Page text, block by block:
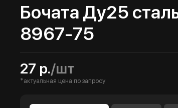
Бочата Ду25
8967-75
27 р./шт
*актуальная цена по запросу